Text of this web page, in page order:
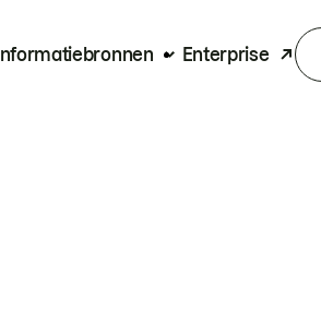
Informatiebronnen Enterprise